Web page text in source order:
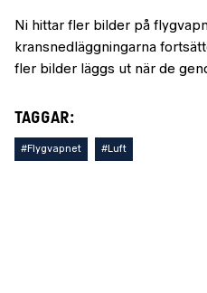
Ni hittar fler bilder på
kransnedläggningarna
fler bilder läggs ut när de
TAGGAR:
#Flygvapnet #Luft